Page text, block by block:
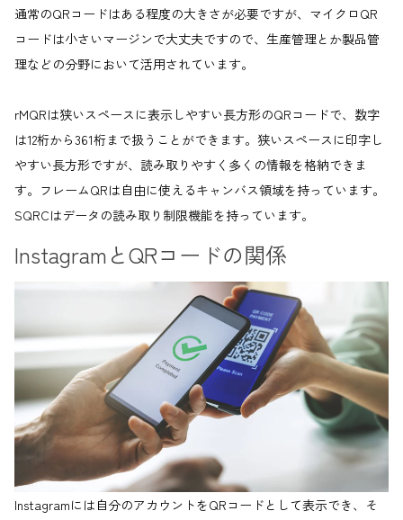
通常のQRコードはある程度の大きさが必要ですが、マイクロQR
コードは小さいマージンで大丈夫ですので、生産管理とか製品管
理などの分野において活用されています。
rMQRは狭いスペースに表示しやすい長方形のQRコードで、数字
は12桁から361桁まで扱うことができます。狭いスペースに印字し
やすい長方形ですが、読み取りやすく多くの情報を格納できま
す。フレームQRは自由に使えるキャンバス領域を持っています。
SQRCはデータの読み取り制限機能を持っています。
InstagramとQRコードの関係
Instagramには自分のアカウントをQRコードとして表示でき、そ